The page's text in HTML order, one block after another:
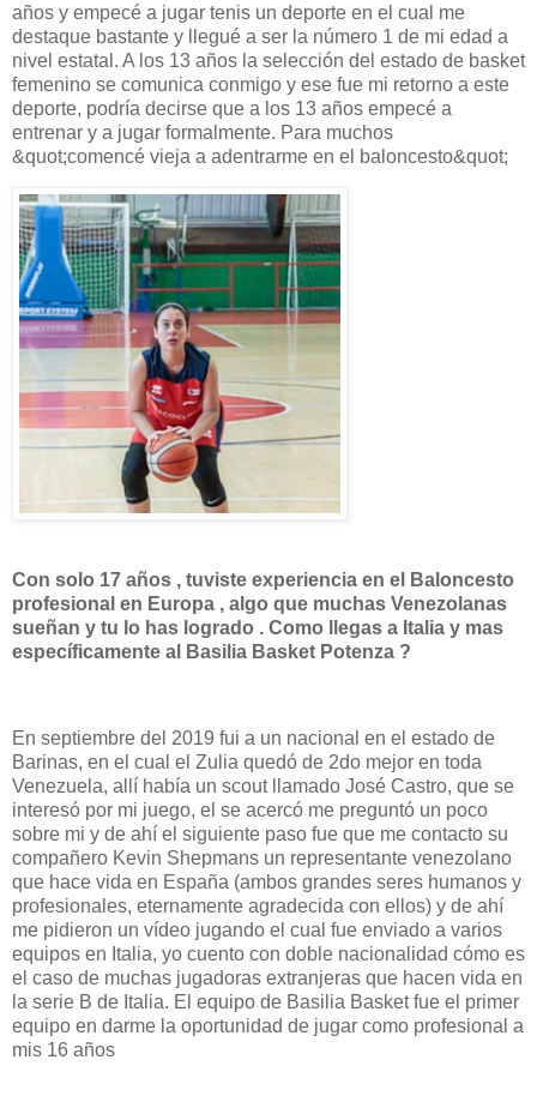
años y empecé a jugar tenis un deporte en el cual me
destaque bastante y llegué a ser la número 1 de mi edad a
nivel estatal. A los 13 años la selección del estado de basket
femenino se comunica conmigo y ese fue mi retorno a este
deporte, podría decirse que a los 13 años empecé a
entrenar y a jugar formalmente. Para muchos
&quot;comencé vieja a adentrarme en el baloncesto&quot;
Con solo 17 años , tuviste experiencia en el Baloncesto
profesional en Europa , algo que muchas Venezolanas
sueñan y tu lo has logrado . Como llegas a Italia y mas
específicamente al Basilia Basket Potenza ?
En septiembre del 2019 fui a un nacional en el estado de
Barinas, en el cual el Zulia quedó de 2do mejor en toda
Venezuela, allí había un scout llamado José Castro, que se
interesó por mi juego, el se acercó me preguntó un poco
sobre mi y de ahí el siguiente paso fue que me contacto su
compañero Kevin Shepmans un representante venezolano
que hace vida en España (ambos grandes seres humanos y
profesionales, eternamente agradecida con ellos) y de ahí
me pidieron un vídeo jugando el cual fue enviado a varios
equipos en Italia, yo cuento con doble nacionalidad cómo es
el caso de muchas jugadoras extranjeras que hacen vida en
la serie B de Italia. El equipo de Basilia Basket fue el primer
equipo en darme la oportunidad de jugar como profesional a
mis 16 años